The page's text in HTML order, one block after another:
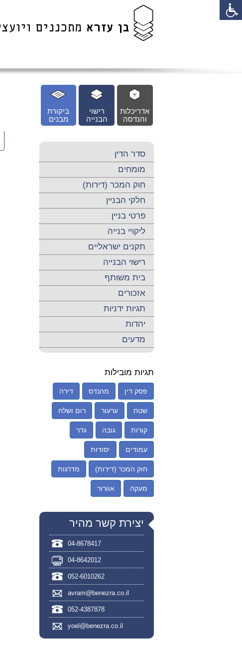
ביקורת
מבנים
רישוי
הבנייה
אדריכלות
והנדסה
סדר הדין
מומחים
חוק המכר (דירות)
חלקי הבניין
פרטי בניין
ליקויי בנייה
תקנים ישראליים
רישוי הבנייה
בית משותף
אזכורים
תגיות ידניות
יהדות
מדעים
תגיות מובילות
פסק דין מהנדס דירה
שטח ערעור רום ושלח
קורות גובה גדר
עמודים יסודות
חוק המכר (דירות) מדרגות
מעקה אוורור
יצירת קשר מהיר
04-8678417
04-8642012
052-6010262
avram@benezra.co.il
052-4387878
yoel@benezra.co.il